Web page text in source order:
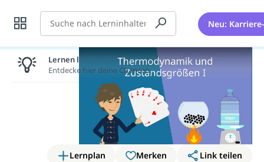
Suche Neu:
Lernplan Merken
Link teilen
Lernen lohnt sich!
Entdecke hier deine Chancen.